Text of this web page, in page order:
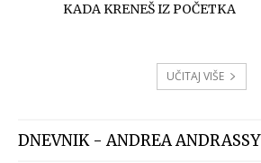
KADA KRENEŠ IZ POČETKA
UČITAJ VIŠE
DNEVNIK - ANDREA ANDRASSY